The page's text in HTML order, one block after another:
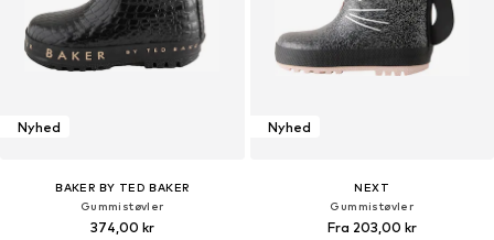
Nyhed
BAKER BY TED BAKER
Gummistøvler
374,00 kr
Nyhed
NEXT
Gummistøvler
Fra 203,00 kr